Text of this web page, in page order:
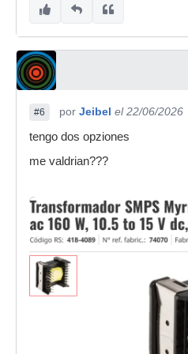
#6 por Jeibel el 22/06/2026
tengo dos opziones
me valdrian???